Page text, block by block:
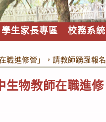
學生家長專區 校務系統
進修營」，請教師踴躍報名
生物教師在職進修